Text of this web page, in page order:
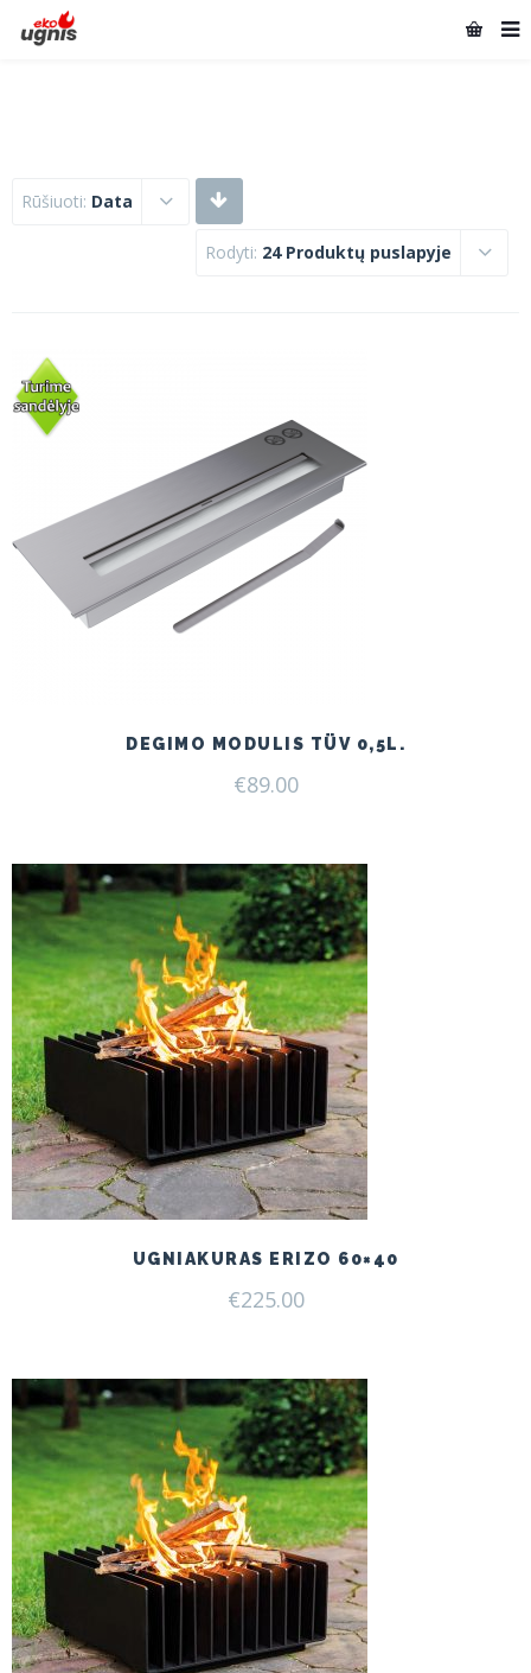
Rūšiuoti: Data
Rodyti: 24 Produktų puslapyje
DEGIMO MODULIS TÜV 0,5L.
€89.00
UGNIAKURAS ERIZO 60×40
€225.00